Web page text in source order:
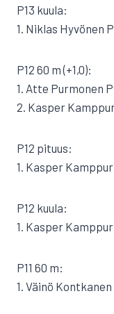
P13 kuula:
1. Niklas Hyvönen
P12 60 m (+1,0):
1. Atte Purmonen
2. Kasper
P12 pituus:
1. Kasper
P12 kuula:
1. Kasper
P11 60 m:
1. Väinö Kontkanen